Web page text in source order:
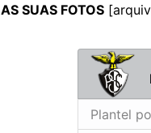
SUAS FOTOS [
Plantel